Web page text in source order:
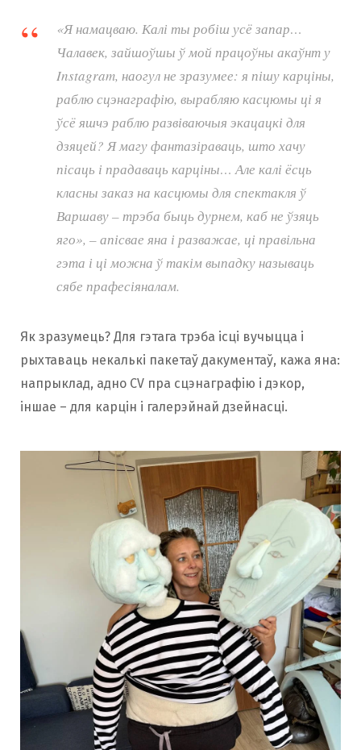
«Я намацваю. Калі ты робіш усё запар…
Чалавек, зайшоўшы ў мой працоўны акаўнт у
Instagram, наогул не зразумее: я пішу карціны,
раблю сцэнаграфію, вырабляю касцюмы ці я
ўсё яшчэ раблю развіваючыя экацацкі для
дзяцей? Я магу фантазіраваць, што хачу
пісаць і прадаваць карціны… Але калі ёсць
класны заказ на касцюмы для спектакля ў
Варшаву – трэба быць дурнем, каб не ўзяць
яго», – апісвае яна і разважае, ці правільна
гэта і ці можна ў такім выпадку называць
сябе прафесіяналам.
Як зразумець? Для гэтага трэба ісці вучыцца і
рыхтаваць некалькі пакетаў дакументаў, кажа яна:
напрыклад, адно CV пра сцэнаграфію і дэкор,
іншае – для карцін і галерэйнай дзейнасці.